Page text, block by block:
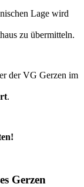
Lage wird
zu übermitteln.
der VG Gerzen im
.
Gerzen